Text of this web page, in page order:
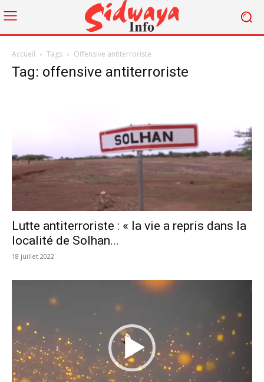
Accueil Tags Offensive antiterroriste
Tag: offensive antiterroriste
Lutte antiterroriste : « la vie a repris dans la
localité de Solhan...
18 juillet 2022